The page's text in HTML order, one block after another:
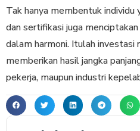
Tak hanya membentuk
dan sertifikasi juga
dalam harmoni. Itulah investasi
memberikan hasil jangka
pekerja, maupun industri